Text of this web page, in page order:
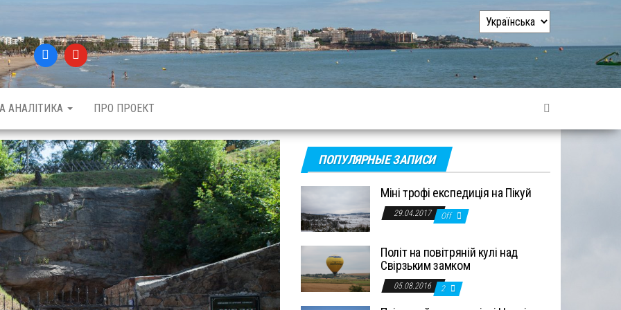
Вибрати
мову
АНАЛІТИКА ПРО ПРОЕКТ
ПОПУЛЯРНЫЕ ЗАПИСИ
Міні трофі експедиція на Пікуй
29.04.2017 Off
Політ на повітряній кулі над
Свірзьким замком
05.08.2016 2